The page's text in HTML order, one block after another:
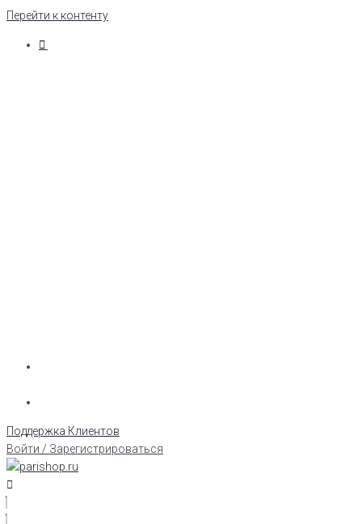
Перейти к контенту
Поддержка Клиентов
Войти / Зарегистрироваться